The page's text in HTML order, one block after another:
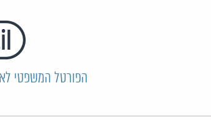
הפורטל המשפטי